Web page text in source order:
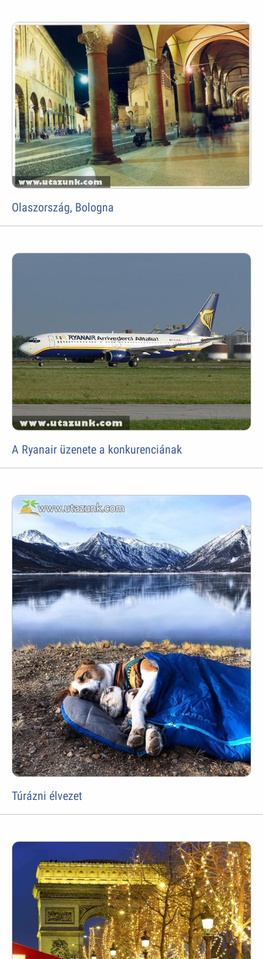
Olaszország, Bologna
A Ryanair üzenete a konkurenciának
Túrázni élvezet